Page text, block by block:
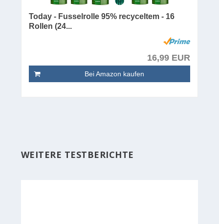
Today - Fusselrolle 95% recyceltem - 16
Rollen (24...
16,99 EUR
Bei Amazon kaufen
WEITERE TESTBERICHTE